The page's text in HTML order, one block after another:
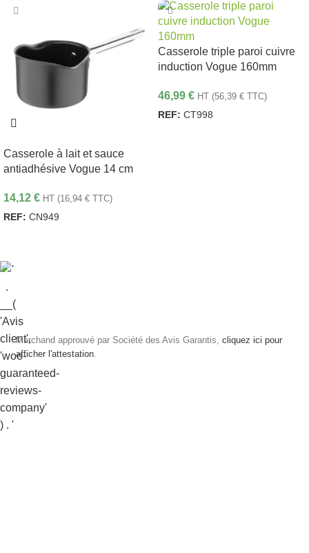
Casserole à lait et sauce
antiadhésive Vogue 14 cm
14,12 € HT (16,94 € TTC)
REF: CN949
Casserole triple paroi cuivre
induction Vogue 160mm
46,99 € HT (56,39 € TTC)
REF: CT998
Marchand approuvé par Société des Avis Garantis, cliquez ici pour
afficher l'attestation.